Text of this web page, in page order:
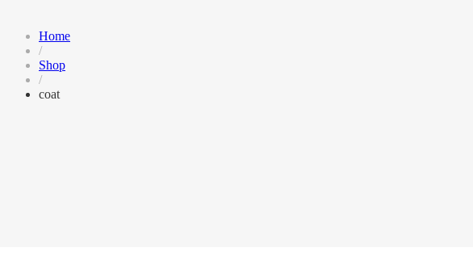
Home
/
Shop
/
coat